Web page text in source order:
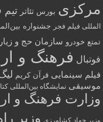
مرکزی بورس تئاتر تیم
المللی فیلم فجر جشنواره
تمتع خودرو سازمان حج و
فوتبال فرهنگ و
فیلم سینمایی قرآن کریم
موسیقی نمایشگاه بین‌المللی
وزارت فرهنگ و
وزیر جهاد کشاورزی وزیر